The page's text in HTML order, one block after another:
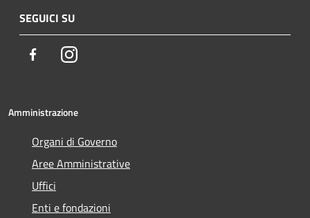
SEGUICI SU
FacebookInstagram
Amministrazione
Organi di Governo
Aree Amministrative
Uffici
Enti e fondazioni